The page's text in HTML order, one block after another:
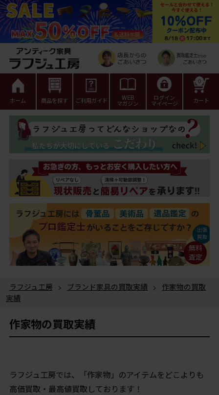
ホーム 商品を探す ご利用ガイド WEB
マガジン
ログイン
マイページ カート
0
ラフジュ工房 > ブランド家具の買取実績 >
作家物の買取
実績
作家物の買取実績
ラフジュ工房では、「作家物」のアイテムをどこよりも
高価買取・最高値買取しております！